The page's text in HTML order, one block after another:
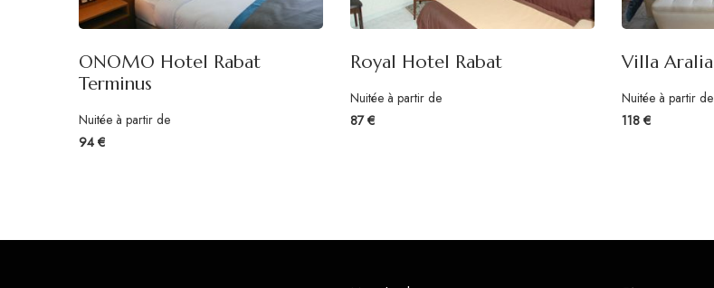
ONOMO Hotel Rabat
Terminus
Nuitée à partir de
94 €
Royal Hotel Rabat
Nuitée à partir de
87 €
Villa Aralia
Nuitée à partir de
118 €